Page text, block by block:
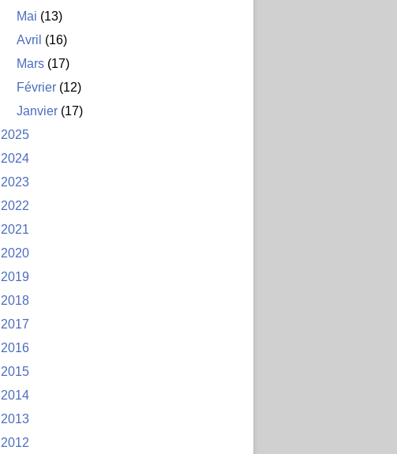
Mai (13)
Avril (16)
Mars (17)
Février (12)
Janvier (17)
2025
2024
2023
2022
2021
2020
2019
2018
2017
2016
2015
2014
2013
2012